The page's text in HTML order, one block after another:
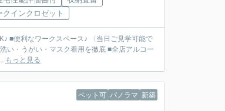
クインクロゼット
■便利なワークスペース♪ 〈当日ご見学可能で
い・うがい・マスク着用を徹底 ■全店アルコー
もっと見る
ペット可 パノラマ 新築